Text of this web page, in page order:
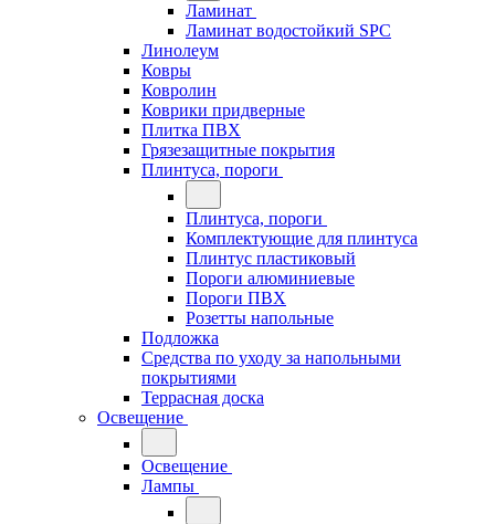
Ламинат
Ламинат водостойкий SPC
Линолеум
Ковры
Ковролин
Коврики придверные
Плитка ПВХ
Грязезащитные покрытия
Плинтуса, пороги
Плинтуса, пороги
Комплектующие для плинтуса
Плинтус пластиковый
Пороги алюминиевые
Пороги ПВХ
Розетты напольные
Подложка
Средства по уходу за напольными
покрытиями
Террасная доска
Освещение
Освещение
Лампы